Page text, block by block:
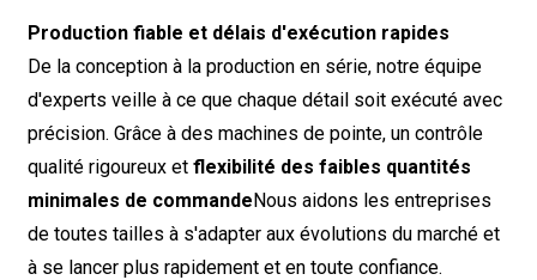
Production fiable et délais d'exécution rapides
De la conception à la production en série, notre équipe
d'experts veille à ce que chaque détail soit exécuté avec
précision. Grâce à des machines de pointe, un contrôle
qualité rigoureux et flexibilité des faibles quantités
minimales de commandeNous aidons les entreprises
de toutes tailles à s'adapter aux évolutions du marché et
à se lancer plus rapidement et en toute confiance.